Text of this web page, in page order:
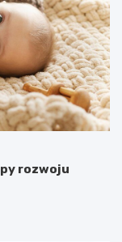
rozwoju